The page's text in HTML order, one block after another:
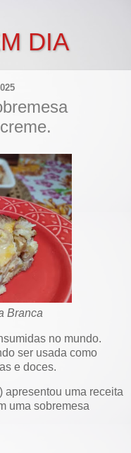
DIA
Branca
no mundo.
ser usada como
e doces.
apresentou uma receita
uma sobremesa